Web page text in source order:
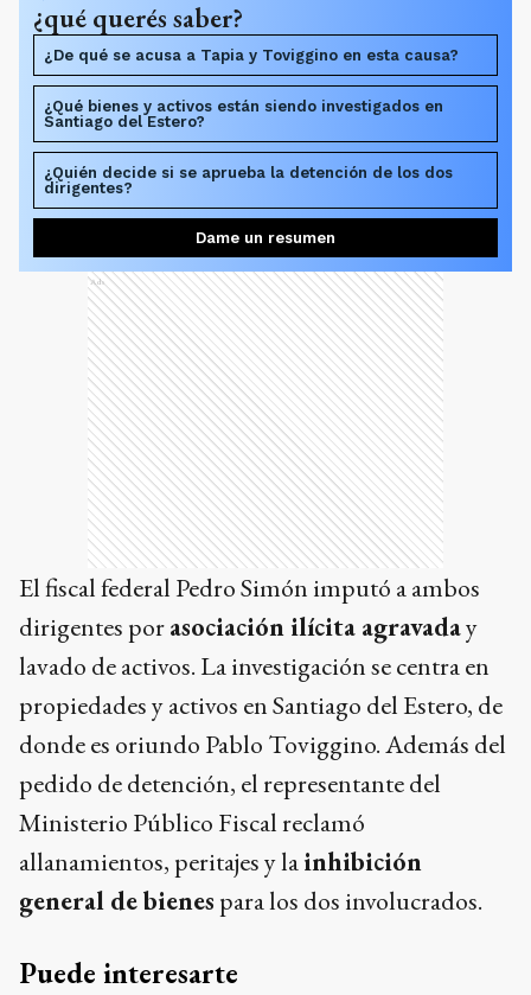
¿qué querés saber?
¿De qué se acusa a Tapia y Toviggino en esta causa?
¿Qué bienes y activos están siendo investigados en
Santiago del Estero?
¿Quién decide si se aprueba la detención de los dos
dirigentes?
Dame un resumen
Ads
El fiscal federal Pedro Simón imputó a ambos
dirigentes porasociación ilícita agravaday
lavado de activos. La investigación se centra en
propiedades y activos en Santiago del Estero, de
donde es oriundo Pablo Toviggino. Además del
pedido de detención, el representante del
Ministerio Público Fiscal reclamó
allanamientos, peritajes y lainhibición
general de bienes para los dos involucrados.
Puede interesarte